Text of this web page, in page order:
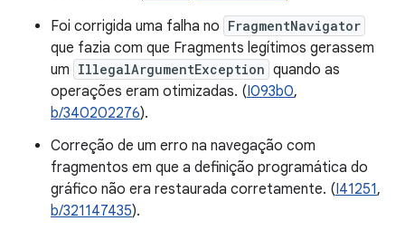
Foi corrigida uma falha no FragmentNavigator
que fazia com que Fragments legítimos gerassem
um IllegalArgumentException quando as
operações eram otimizadas. (I093b0,
b/340202276).
Correção de um erro na navegação com
fragmentos em que a definição programática do
gráfico não era restaurada corretamente. (I41251,
b/321147435).